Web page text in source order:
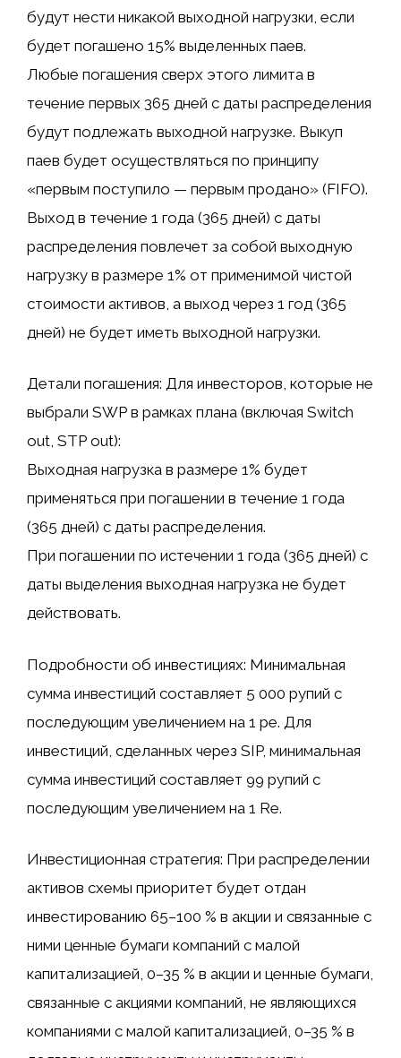
будут нести никакой выходной нагрузки, если
будет погашено 15% выделенных паев.
Любые погашения сверх этого лимита в
течение первых 365 дней с даты распределения
будут подлежать выходной нагрузке. Выкуп
паев будет осуществляться по принципу
«первым поступило — первым продано» (FIFO).
Выход в течение 1 года (365 дней) с даты
распределения повлечет за собой выходную
нагрузку в размере 1% от применимой чистой
стоимости активов, а выход через 1 год (365
дней) не будет иметь выходной нагрузки.
Детали погашения: Для инвесторов, которые не
выбрали SWP в рамках плана (включая Switch
out, STP out):
Выходная нагрузка в размере 1% будет
применяться при погашении в течение 1 года
(365 дней) с даты распределения.
При погашении по истечении 1 года (365 дней) с
даты выделения выходная нагрузка не будет
действовать.
Подробности об инвестициях: Минимальная
сумма инвестиций составляет 5 000 рупий с
последующим увеличением на 1 ре. Для
инвестиций, сделанных через SIP, минимальная
сумма инвестиций составляет 99 рупий с
последующим увеличением на 1 Re.
Инвестиционная стратегия: При распределении
активов схемы приоритет будет отдан
инвестированию 65–100 % в акции и связанные с
ними ценные бумаги компаний с малой
капитализацией, 0–35 % в акции и ценные бумаги,
связанные с акциями компаний, не являющихся
компаниями с малой капитализацией, 0–35 % в